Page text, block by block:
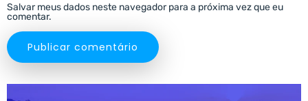
Salvar meus dados neste navegador para a próxima vez que eu
comentar.